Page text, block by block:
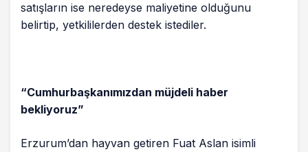
satışların ise neredeyse maliyetine olduğunu
belirtip, yetkililerden destek istediler.
“Cumhurbaşkanımızdan müjdeli haber
bekliyoruz”
Erzurum’dan hayvan getiren Fuat Aslan isimli